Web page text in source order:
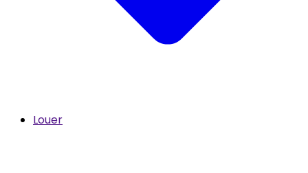
Louer